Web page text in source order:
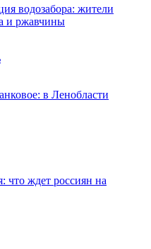
водозабора: жители
и ржавчины
в Ленобласти
ждет россиян на